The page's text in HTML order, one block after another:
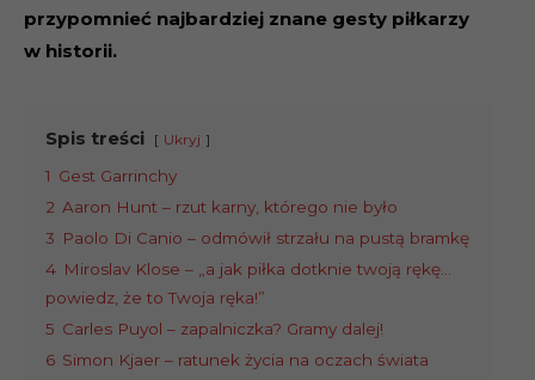
przypomnieć najbardziej znane gesty piłkarzy
w historii.
Spis treści Ukryj
1 Gest Garrinchy
2 Aaron Hunt – rzut karny, którego nie było
3 Paolo Di Canio – odmówił strzału na pustą bramkę
4 Miroslav Klose – „a jak piłka dotknie twoją rękę…
powiedz, że to Twoja ręka!”
5 Carles Puyol – zapalniczka? Gramy dalej!
6 Simon Kjaer – ratunek życia na oczach świata